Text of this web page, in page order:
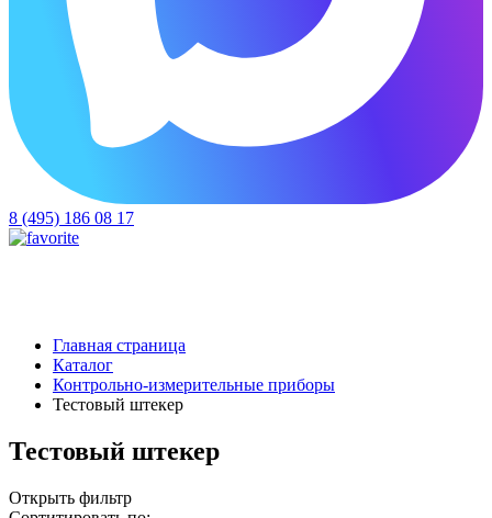
8 (495) 186 08 17
Главная страница
Каталог
Контрольно-измерительные приборы
Тестовый штекер
Тестовый штекер
Открыть фильтр